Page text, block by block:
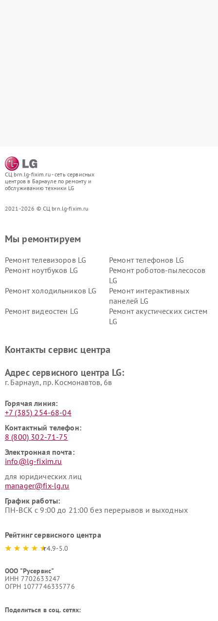
СЦ brn.lg-fixim.ru - сеть сервисных
центров в Барнауле по ремонту и
обслуживанию техники LG
2021-2026 © СЦ brn.lg-fixim.ru
Мы ремонтируем
Ремонт телевизоров LG
Ремонт телефонов LG
Ремонт ноутбуков LG
Ремонт роботов-пылесосов
LG
Ремонт холодильников LG
Ремонт интерактивных
панелей LG
Ремонт видеостен LG
Ремонт акустических систем
LG
Ремонт морозильных камер
Ремонт вертикальных
Контакты сервис центра
Адрес сервисного центра LG:
г. Барнаул, ​пр. Космонавтов, 6в
Горячая линия:
+7 (385) 254-68-04
Контактный телефон:
8 (800) 302-71-75
Электронная почта:
info@lg-fixim.ru
для юридических лиц
manager@fix-lg.ru
График работы:
ПН-ВСК с 9:00 до 21:00 без перерывов и выходных
Рейтинг сервисного центра
4.9-5.0
ООО "Русервис"
ИНН 7702633247
ОГРН 1077746335776
Поделиться в соц. сетях: